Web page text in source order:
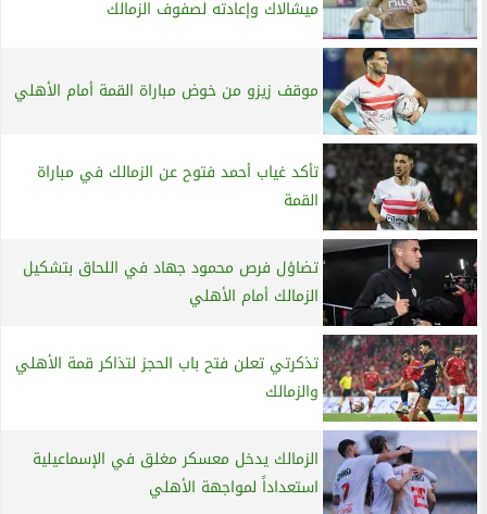
ميشالاك وإعادته لصفوف الزمالك
موقف زيزو من خوض مباراة القمة أمام الأهلي
تأكد غياب أحمد فتوح عن الزمالك في مباراة
القمة
تضاؤل فرص محمود جهاد في اللحاق بتشكيل
الزمالك أمام الأهلي
تذكرتي تعلن فتح باب الحجز لتذاكر قمة الأهلي
والزمالك
الزمالك يدخل معسكر مغلق في الإسماعيلية
استعداداً لمواجهة الأهلي